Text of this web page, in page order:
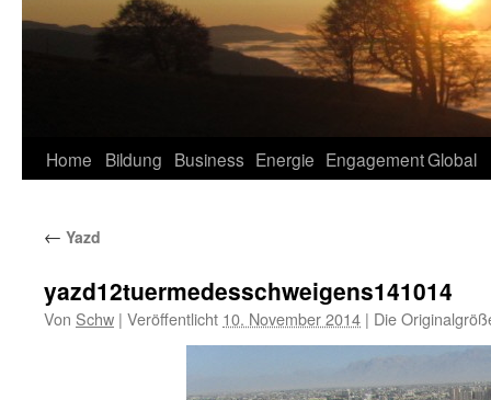
Home Bildung Business Energie EngagementGlobal
← Yazd
yazd12tuermedesschweigens141014
Von Schw | Veröffentlicht 10. November 2014 | Die